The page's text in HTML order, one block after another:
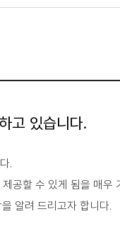
고 있습니다.
.
공할 수 있게 됨을 매
알려 드리고자 합니다.